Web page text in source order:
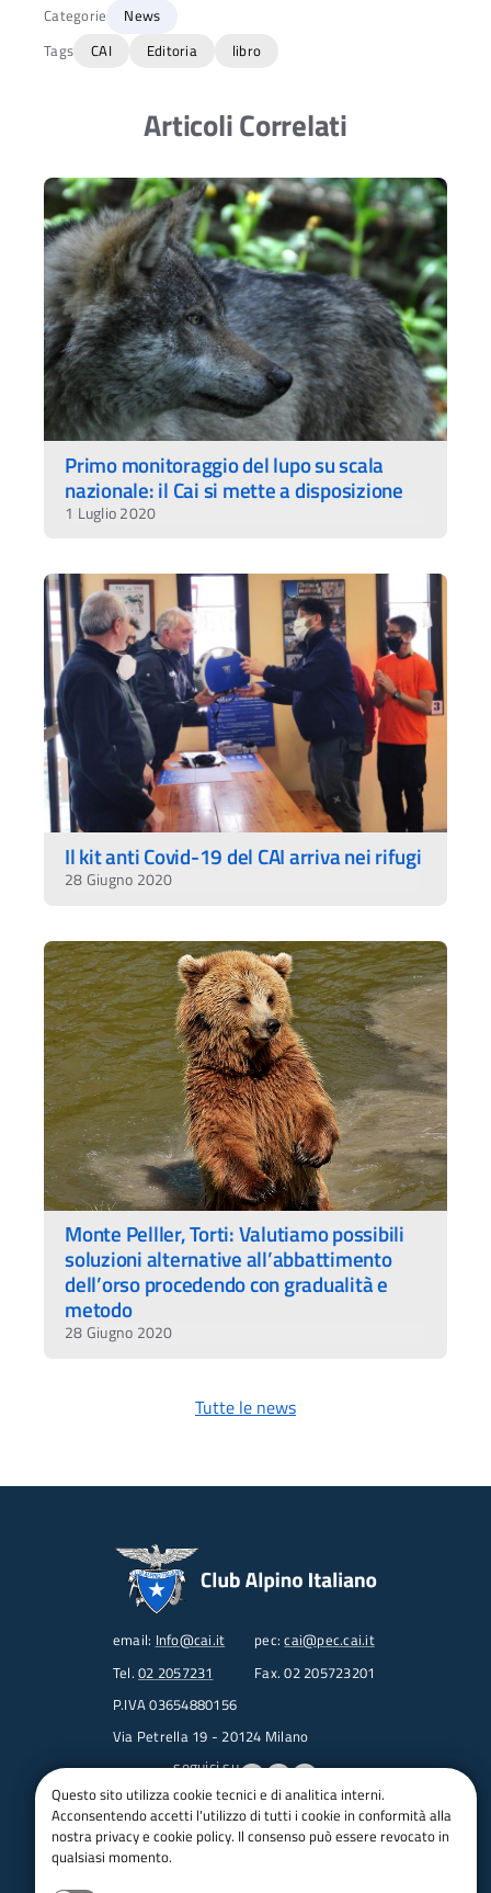
Categorie
News
Tags
CAI Editoria libro
Articoli Correlati
Primo monitoraggio del lupo su scala
nazionale: il Cai si mette a disposizione
1 Luglio 2020
Il kit anti Covid-19 del CAI arriva nei rifugi
28 Giugno 2020
Monte Pelller, Torti: Valutiamo possibili
soluzioni alternative all’abbattimento
dell’orso procedendo con gradualità e
metodo
28 Giugno 2020
Tutte le news
email: Info@cai.it pec:cai@pec.cai.it
Tel. 02 2057231
Fax. 02 205723201
P.IVA 03654880156
Via Petrella 19 - 20124 Milano
seguici su
Trasparenza
Amministrazione trasparente
Questo sito utilizza cookie tecnici e di analitica interni.
Acconsentendo accetti l'utilizzo di tutti i cookie in conformità alla
nostra privacy e cookie policy. Il consenso può essere revocato in
qualsiasi momento.